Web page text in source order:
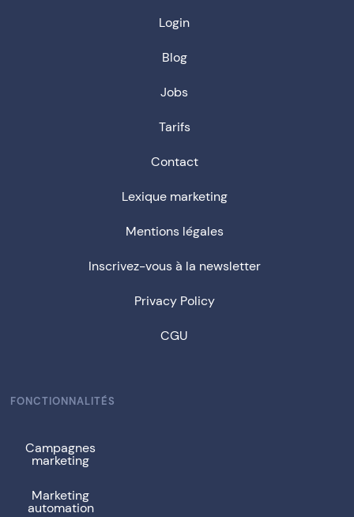
Login
Blog
Jobs
Tarifs
Contact
Lexique marketing
Mentions légales
Inscrivez-vous à la newsletter
Privacy Policy
CGU
FONCTIONNALITÉS
Campagnes
marketing
Marketing
automation